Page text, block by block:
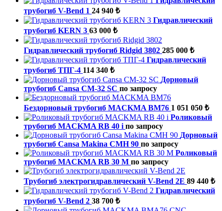
трубогиб V-Bend 1 24 940 ₺
Гидравлический
трубогиб KERN 3 63 000 ₺
Гидравлический трубогиб Ridgid 3802 285 000 ₺
Гидравлический
трубогиб ТПГ-4 114 340 ₺
Дорновый
трубогиб Cansa CM-32 SC по запросу
Бездорновый трубогиб MACKMA BM76 1 051 050 ₺
Роликовый
трубогиб MACKMA RB 40 i по запросу
Дорновый
трубогиб Cansa Makina CMH 90 по запросу
Роликовый
трубогиб MACKMA RB 30 M по запросу
Трубогиб электрогидравлический V-Bend 2E 89 440 ₺
Гидравлический
трубогиб V-Bend 2 38 700 ₺